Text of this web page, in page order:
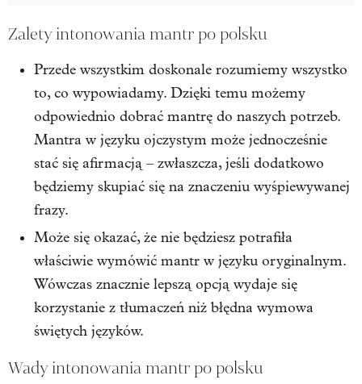
Zalety intonowania mantr po polsku
Przede wszystkim doskonale rozumiemy wszystko
to, co wypowiadamy. Dzięki temu możemy
odpowiednio dobrać mantrę do naszych potrzeb.
Mantra w języku ojczystym może jednocześnie
stać się afirmacją – zwłaszcza, jeśli dodatkowo
będziemy skupiać się na znaczeniu wyśpiewywanej
frazy.
Może się okazać, że nie będziesz potrafiła
właściwie wymówić mantr w języku oryginalnym.
Wówczas znacznie lepszą opcją wydaje się
korzystanie z tłumaczeń niż błędna wymowa
świętych języków.
Wady intonowania mantr po polsku